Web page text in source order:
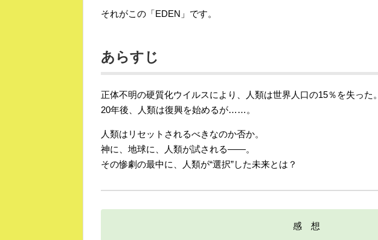
それがこの「EDEN」です。
あらすじ
正体不明の硬質化ウイルスにより、人類は世界人口の15％を失った。
20年後、人類は復興を始めるが……。
人類はリセットされるべきなのか否か。
神に、地球に、人類が試される――。
その惨劇の最中に、人類が“選択”した未来とは？
感 想